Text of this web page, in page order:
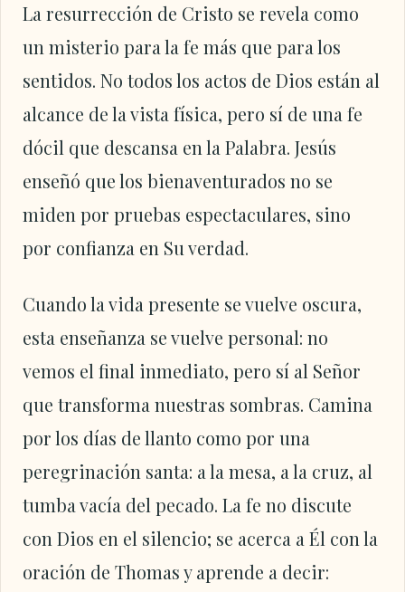
La resurrección de Cristo se revela como
un misterio para la fe más que para los
sentidos. No todos los actos de Dios están al
alcance de la vista física, pero sí de una fe
dócil que descansa en la Palabra. Jesús
enseñó que los bienaventurados no se
miden por pruebas espectaculares, sino
por confianza en Su verdad.
Cuando la vida presente se vuelve oscura,
esta enseñanza se vuelve personal: no
vemos el final inmediato, pero sí al Señor
que transforma nuestras sombras. Camina
por los días de llanto como por una
peregrinación santa: a la mesa, a la cruz, al
tumba vacía del pecado. La fe no discute
con Dios en el silencio; se acerca a Él con la
oración de Thomas y aprende a decir: